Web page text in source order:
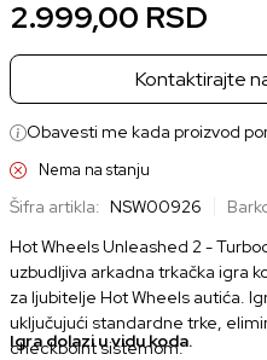
2.999,00 RSD
Kontaktirajte
Obavesti me kada proizvod
Nema na stanju
Šifra artikla: NSW00926
Hot Wheels Unleashed 2 -
uzbudljiva arkadna trkačka igra
za ljubitelje Hot Wheels autića.
uključujući standardne trke,
checkpoint sistemom.
Igra dolazi u vidu koda.